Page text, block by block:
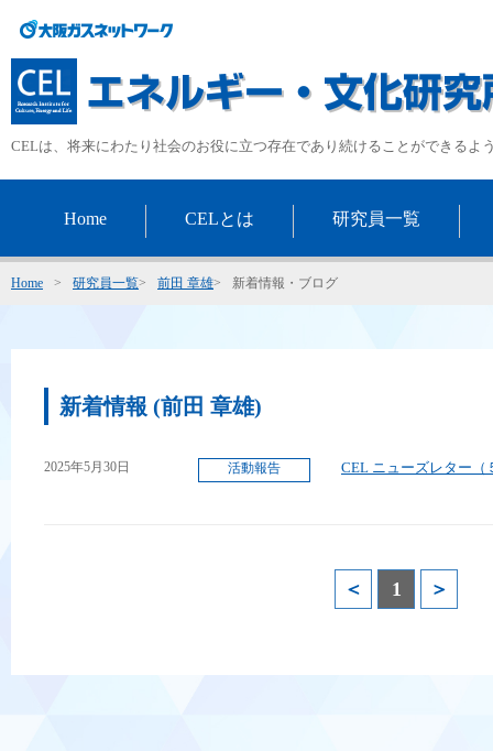
CELは、将来にわたり社会のお役に立つ存在であり続けることができるよ
Home CELとは 研究員一覧
Home > 研究員一覧> 前田 章雄> 新着情報・ブログ
新着情報 (前田 章雄)
2025年5月30日 活動報告 CEL ニューズレター（
＜ 1 ＞